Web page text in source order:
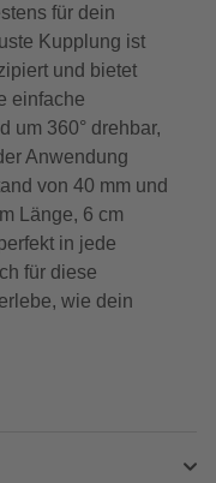
für dein
Kupplung ist
und bietet
einfache
um 360° drehbar,
Anwendung
von 40 mm und
Länge, 6 cm
in jede
für diese
wie dein